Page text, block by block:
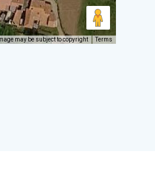
may be subject to copyright Terms